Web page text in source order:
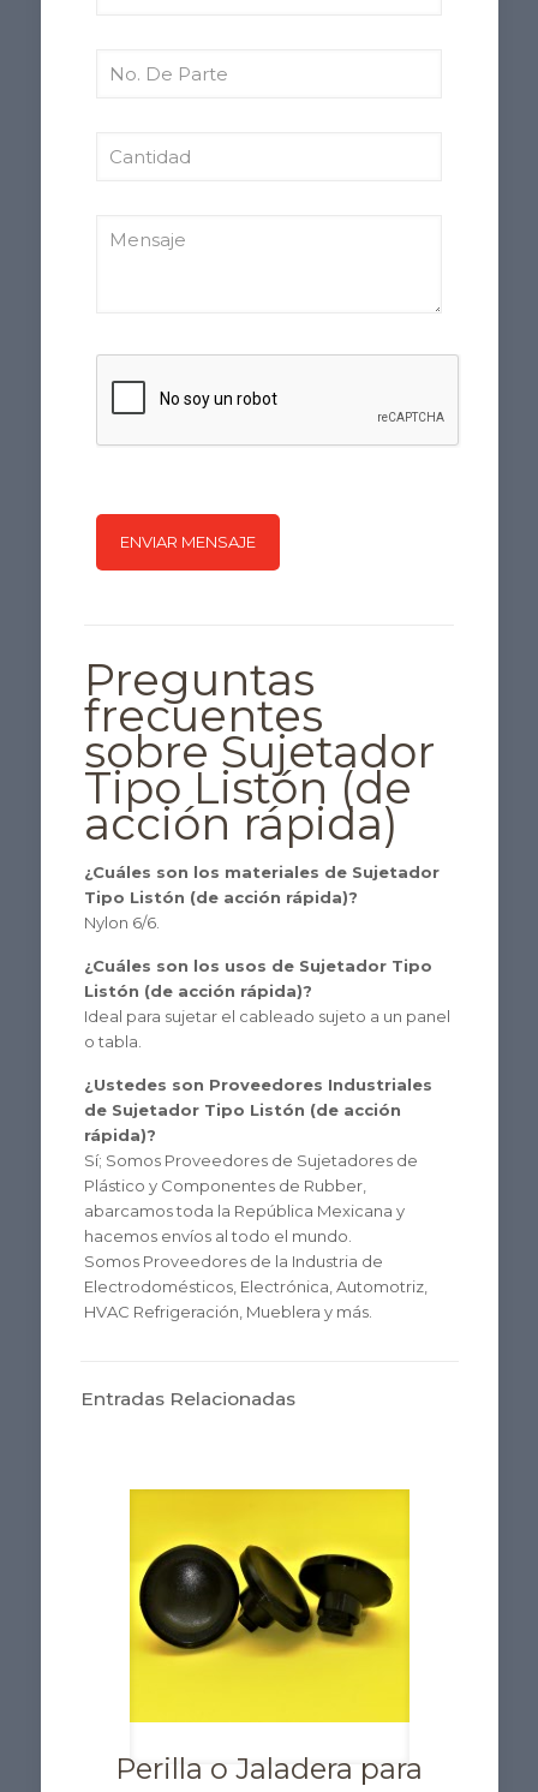
Preguntas
frecuentes
sobre Sujetador
Tipo Listón (de
acción rápida)
¿Cuáles son los materiales de Sujetador
Tipo Listón (de acción rápida)?
Nylon 6/6.
¿Cuáles son los usos de Sujetador Tipo
Listón (de acción rápida)?
Ideal para sujetar el cableado sujeto a un panel
o tabla.
¿Ustedes son Proveedores Industriales
de Sujetador Tipo Listón (de acción
rápida)?
Sí; Somos Proveedores de Sujetadores de
Plástico y Componentes de Rubber,
abarcamos toda la República Mexicana y
hacemos envíos al todo el mundo.
Somos Proveedores de la Industria de
Electrodomésticos, Electrónica, Automotriz,
HVAC Refrigeración, Mueblera y más.
Entradas Relacionadas
Perilla o Jaladera para